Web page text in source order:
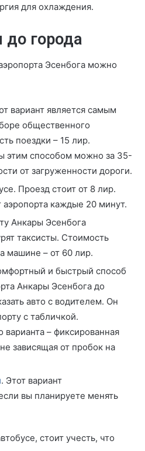
для охлаждения.
до города
Эсенбога можно
вариант является самым
общественного
поездки – 15 лир.
этим способом можно за 35-
от загруженности дороги.
Проезд стоит от 8 лир.
аэропорта каждые 20 минут.
Анкары Эсенбога
таксисты. Стоимость
машине – от 60 лир.
и быстрый способ
Анкары Эсенбога до
авто с водителем. Он
с табличкой.
– фиксированная
зависящая от пробок на
. Этот вариант
вы планируете менять
стоит учесть, что